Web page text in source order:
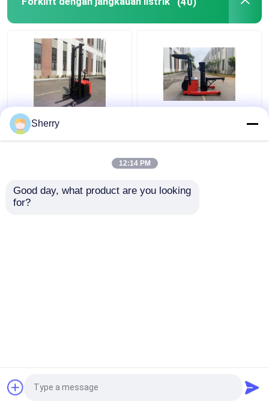
Berdiri di Electric
Reach Forklift truk
Tidak standar Electric
Kg
cina.Copyright © 2026 XIAN EXITO IMPORT AND
Sherry
12:14 PM
Good day, what product are you looking
for?